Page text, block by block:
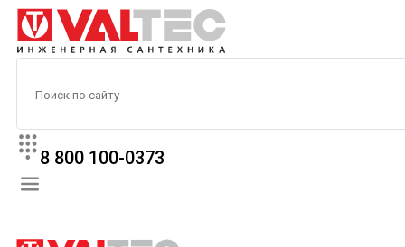
8 800 100-0373